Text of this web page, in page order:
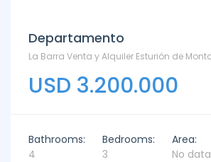
Departamento
USD 3.200.000
Bathrooms:
4
Bedrooms:
3
Area:
No data